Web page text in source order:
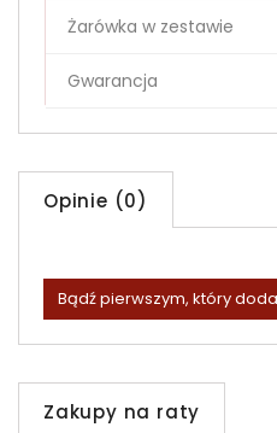
Żarówka w zestawie
Gwarancja
Opinie (0)
Bądź pierwszym, który
Zakupy na raty